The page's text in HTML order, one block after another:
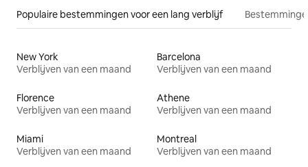
Populaire bestemmingen voor een lang verblijf
New York
Verblijven van een maand
Barcelona
Verblijven van een maand
Florence
Verblijven van een maand
Athene
Verblijven van een maand
Miami
Verblijven van een maand
Montreal
Verblijven van een maand